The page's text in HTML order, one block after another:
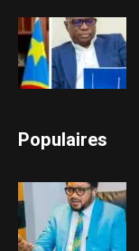
Populaires